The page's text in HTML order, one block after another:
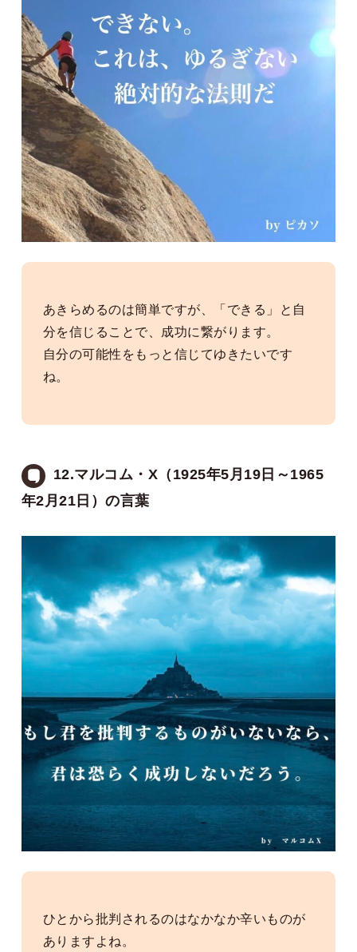
あきらめるのは簡単ですが、「できる」と自
分を信じることで、成功に繋がります。
自分の可能性をもっと信じてゆきたいです
ね。
12.マルコム・X（1925年5月19日～1965
年2月21日）の言葉
ひとから批判されるのはなかなか辛いものが
ありますよね。